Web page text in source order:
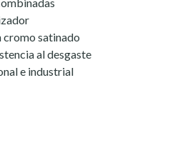
cromo satinado
al desgaste
e industrial